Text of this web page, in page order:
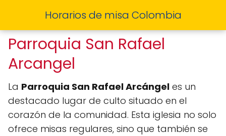
Horarios de misa Colombia
Parroquia San Rafael
Arcangel
La Parroquia San Rafael Arcángel es un
destacado lugar de culto situado en el
corazón de la comunidad. Esta iglesia no solo
ofrece misas regulares, sino que también se